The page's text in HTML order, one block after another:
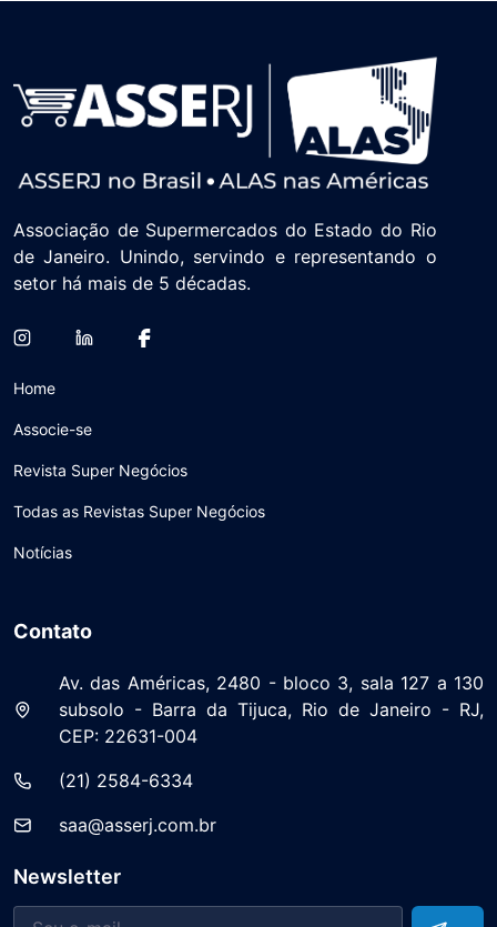
Associação de Supermercados do Estado do Rio
de Janeiro. Unindo, servindo e representando o
setor há mais de 5 décadas.
Home
Associe-se
Revista Super Negócios
Todas as Revistas Super Negócios
Notícias
Contato
Av. das Américas, 2480 - bloco 3, sala 127 a 130
subsolo - Barra da Tijuca, Rio de Janeiro - RJ,
CEP: 22631-004
(21) 2584-6334
saa@asserj.com.br
Newsletter